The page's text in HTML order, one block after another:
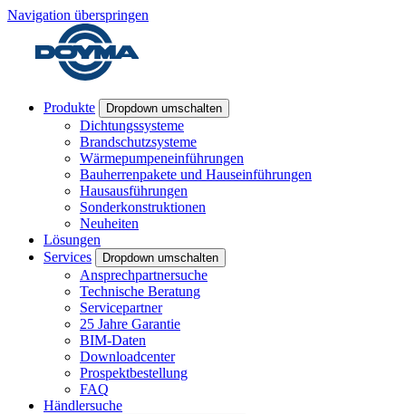
Navigation überspringen
Produkte Dropdown umschalten
Dichtungssysteme
Brandschutzsysteme
Wärmepumpeneinführungen
Bauherrenpakete und Hauseinführungen
Hausausführungen
Sonderkonstruktionen
Neuheiten
Lösungen
Services
Dropdown umschalten
Ansprechpartnersuche
Technische Beratung
Servicepartner
25 Jahre Garantie
BIM-Daten
Downloadcenter
Prospektbestellung
FAQ
Händlersuche